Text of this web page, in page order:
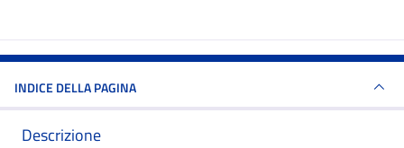
INDICE DELLA PAGINA
Descrizione